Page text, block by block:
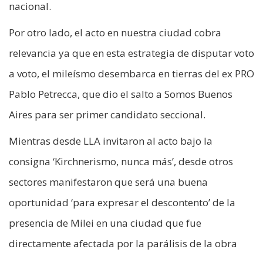
nacional.
Por otro lado, el acto en nuestra ciudad cobra
relevancia ya que en esta estrategia de disputar voto
a voto, el mileísmo desembarca en tierras del ex PRO
Pablo Petrecca, que dio el salto a Somos Buenos
Aires para ser primer candidato seccional.
Mientras desde LLA invitaron al acto bajo la
consigna ‘Kirchnerismo, nunca más’, desde otros
sectores manifestaron que será una buena
oportunidad ‘para expresar el descontento’ de la
presencia de Milei en una ciudad que fue
directamente afectada por la parálisis de la obra